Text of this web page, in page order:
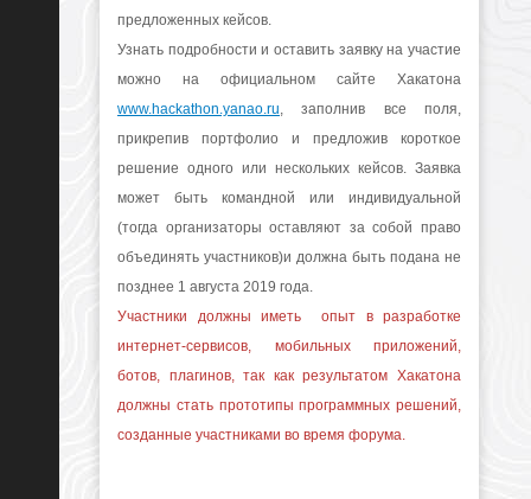
предложенных кейсов.
Узнать подробности и оставить заявку на участие
можно на официальном сайте Хакатона
www.hackathon.yanao.ru, заполнив все поля,
прикрепив портфолио и предложив короткое
решение одного или нескольких кейсов. Заявка
может быть командной или индивидуальной
(тогда организаторы оставляют за собой право
объединять участников)и должна быть подана не
позднее 1 августа 2019 года.
Участники должны иметь опыт в разработке
интернет-сервисов, мобильных приложений,
ботов, плагинов, так как результатом Хакатона
должны стать прототипы программных решений,
созданные участниками во время форума.